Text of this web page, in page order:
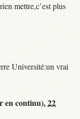
mettre,c’est plus
Université:un vrai
en continu),22